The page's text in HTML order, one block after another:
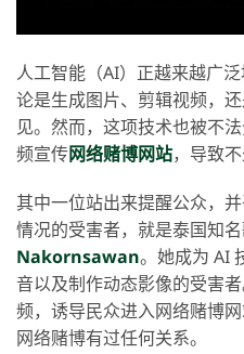
人工智能（AI）正越来越广
论是生成图片、剪辑视频，
见。然而，这项技术也被不
频宣传网络赌博网站，导致
其中一位站出来提醒公众，
情况的受害者，就是泰国知
Nakornsawan。她成为 AI
音以及制作动态影像的受害
频，诱导民众进入网络赌博
网络赌博有过任何关系。